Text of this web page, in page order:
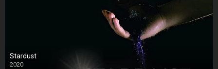
Stardust
2020